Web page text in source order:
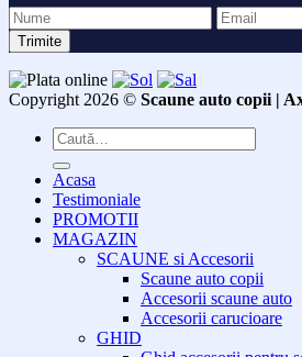
Copyright 2026 © Scaune auto copii |
Caută
după:
Acasa
Testimoniale
PROMOTII
MAGAZIN
SCAUNE si Accesorii
Scaune auto copii
Accesorii scaune auto
Accesorii carucioare
GHID